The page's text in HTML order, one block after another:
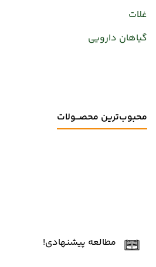
غلات
گیاهان دارویی
محبوب‌ترین محصـــولات
مطالعه پیشنهادی!